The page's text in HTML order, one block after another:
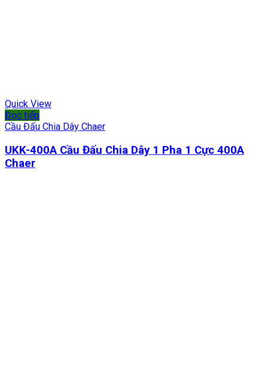
Quick View
Đọc tiếp
Cầu Đấu Chia Dây Chaer
UKK-400A Cầu Đấu Chia Dây 1 Pha 1 Cực 400A
Chaer